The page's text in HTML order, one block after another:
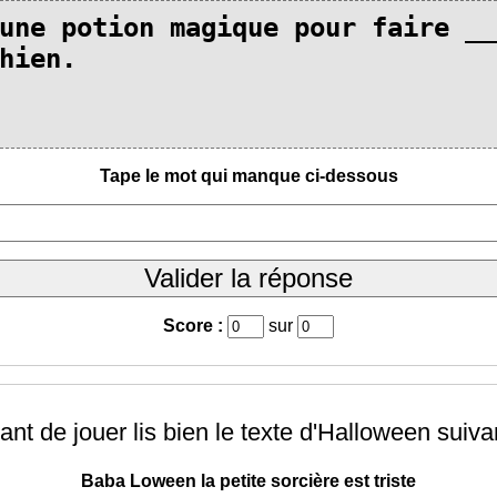
Tape le mot qui manque ci-dessous
Score : sur
de jouer lis bien le texte d'Halloween
Baba Loween la petite sorcière est triste